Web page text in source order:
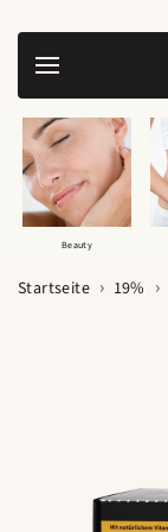
springen
Beauty
Startseite 19%